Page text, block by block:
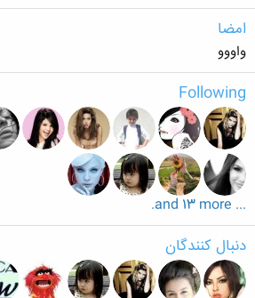
امضا
واووو
Following
... and 13 more.
دنبال کنندگان